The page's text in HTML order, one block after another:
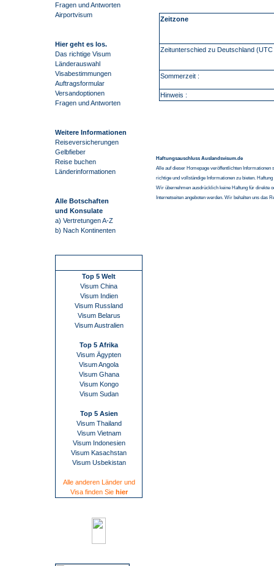
Fragen und Antworten
Airportvisum
Hier geht es los.
Das richtige Visum
Länderauswahl
Visabestimmungen
Auftragsformular
Versandoptionen
Fragen und Antworten
Weitere Informationen
Reiseversicherungen
Gelbfieber
Reise buchen
Länderinformationen
Alle Botschaften
und Konsulate
a) Vertretungen A-Z
b) Nach Kontinenten
Top 5 Welt
Visum China
Visum Indien
Visum Russland
Visum Belarus
Visum Australien
Top 5 Afrika
Visum Ägypten
Visum Angola
Visum Ghana
Visum Kongo
Visum Sudan
Top 5 Asien
Visum Thailand
Visum Vietnam
Visum Indonesien
Visum Kasachstan
Visum Usbekistan
Alle anderen Länder und
Visa finden Siehier
Zeitzone
Zeitunterschied zu Deutschland (UTC
Sommerzeit :
Hinweis :
Haftungsauschluss Auslandsvisum.de
Alle auf dieser Homepage veröffentlichten
richtige und vollständige Informationen zu bieten.
Wir übernehmen ausdrücklich keine Haftung für direkte
Internetseiten angeboten werden. Wir behalten uns das